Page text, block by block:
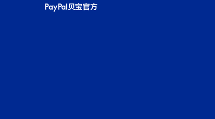
PayPal贝宝官方